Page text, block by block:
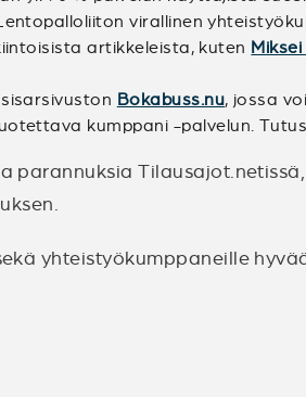
virallinen
artikkeleista, kuten
Bokabuss.nu, jossa
kumppani -palvelun.
parannuksia
yhteistyökumppaneille